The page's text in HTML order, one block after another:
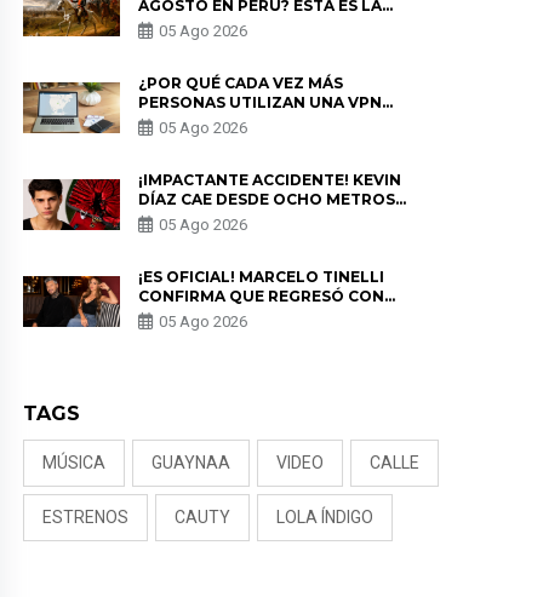
AGOSTO EN PERÚ? ESTA ES LA
HISTORIA
05 Ago 2026
¿POR QUÉ CADA VEZ MÁS
PERSONAS UTILIZAN UNA VPN
PARA PROTEGER SU
PRIVACIDAD?
05 Ago 2026
¡IMPACTANTE ACCIDENTE! KEVIN
DÍAZ CAE DESDE OCHO METROS
EN “ESTO ES GUERRA” Y GENERA
PREOCUPACIÓN
05 Ago 2026
¡ES OFICIAL! MARCELO TINELLI
CONFIRMA QUE REGRESÓ CON
MILETT FIGUEROA: “EL AMOR
PUDO MÁS”
05 Ago 2026
TAGS
MÚSICA GUAYNAA VIDEO CALLE
ESTRENOS CAUTY LOLA ÍNDIGO